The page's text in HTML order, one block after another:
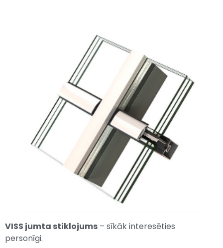
VISS jumta stiklojums – sīkāk interesēties
personīgi.